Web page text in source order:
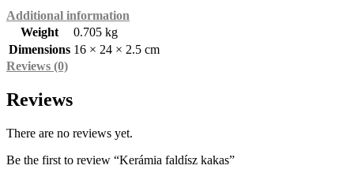
Additional information
Weight
0.705 kg
Dimensions 16 × 24 × 2.5 cm
Reviews (0)
Reviews
There are no reviews yet.
Be the first to review “Kerámia faldísz kakas”